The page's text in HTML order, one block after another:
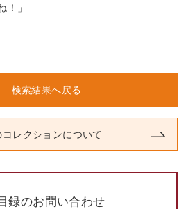
！」
検索結果へ戻る
コレクションについて
録のお問い合わせ